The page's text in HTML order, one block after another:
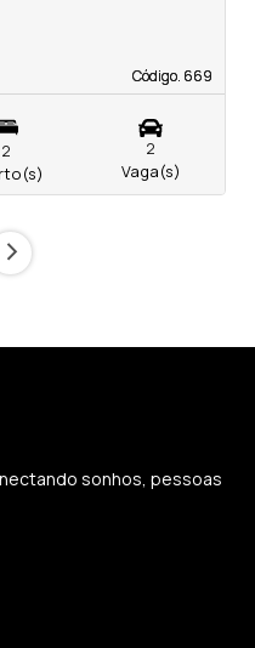
Código. 669
Código. 669
2
2
Vaga(s)
›
sonhos, pessoas